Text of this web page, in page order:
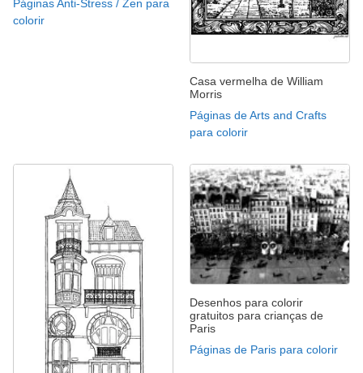
Páginas Anti-Stress / Zen para
colorir
Casa vermelha de William
Morris
Páginas de Arts and Crafts
para colorir
Desenhos para colorir
gratuitos para crianças de
Paris
Páginas de Paris para colorir